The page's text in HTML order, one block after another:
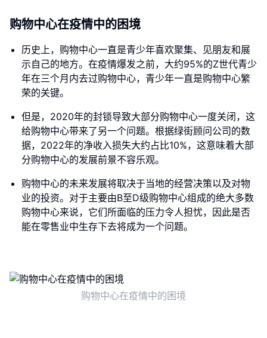
购物中心在疫情中的困境
历史上，购物中心一直是青少年喜欢聚集、见朋友和展
示自己的地方。在疫情爆发之前，大约95%的Z世代青少
年在三个月内去过购物中心，青少年一直是购物中心繁
荣的关键。
但是，2020年的封锁导致大部分购物中心一度关闭，这
给购物中心带来了另一个问题。根据绿街顾问公司的数
据，2022年的净收入损失大约占比10%，这意味着大部
分购物中心的发展前景不容乐观。
购物中心的未来发展将取决于当地的经营决策以及对物
业的投资。对于主要由B至D级购物中心组成的绝大多数
购物中心来说，它们所面临的压力令人担忧，因此是否
能在零售业中生存下去将成为一个问题。
购物中心在疫情中的困境